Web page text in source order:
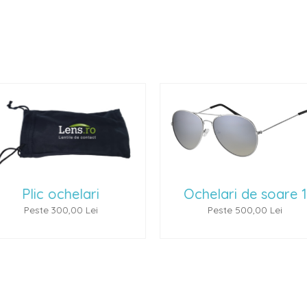
ochelari
300,00 Lei
Ochelari de soare 1
Peste 500,00 Lei